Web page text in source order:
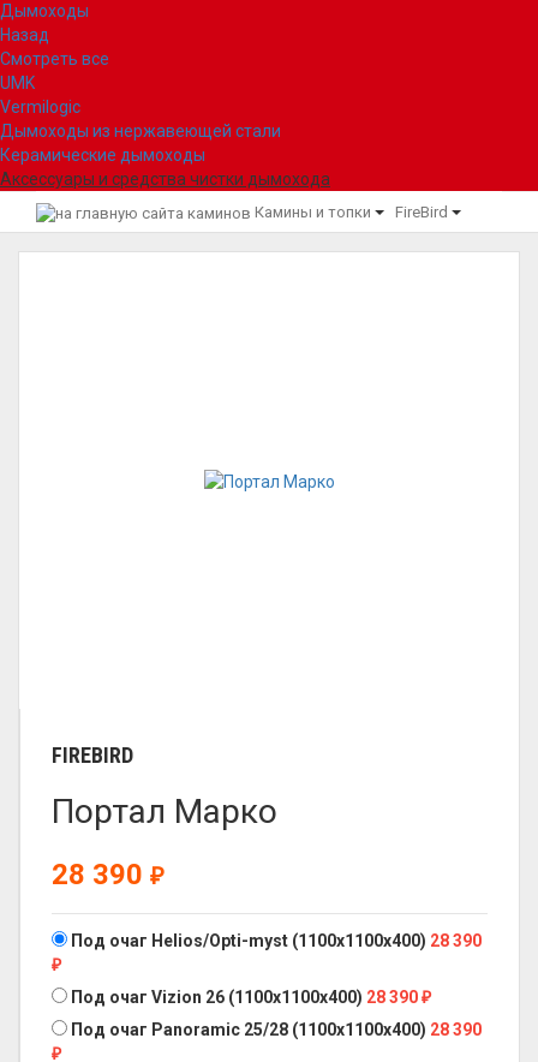
Дымоходы
Назад
Смотреть все
UMK
Vermilogic
Дымоходы из нержавеющей стали
Керамические дымоходы
Аксессуары и средства чистки дымохода
Камины и топки FireBird
FIREBIRD
Портал Марко
28 390 ₽
Под очаг Helios/Opti-myst (1100x1100x400) 28 390
₽
Под очаг Vizion 26 (1100x1100x400) 28 390₽
Под очаг Panoramic 25/28 (1100x1100x400) 28 390
₽